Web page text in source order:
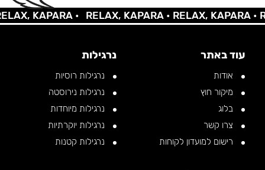
KAPARA • RELAX, KAPARA •RELAX, KAPARA •
עוד באתר
אודות
מיקור חוץ
בלוג
צרו קשר
רישום למועדון לקוחות
נרגילות
נרגילות רוסיות
נרגילות נירוסטה
נרגילות מיוחדות
נרגילות יוקרתיות
נרגילות קטנות